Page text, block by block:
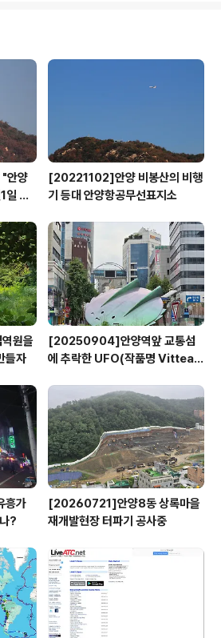
향인 안양에 대한 사랑의
국문단의 중견시인이자
규(73) 시인의 아호는
안양
일 방
[20221102]안양 비봉산의 비행
기 등대 안양항공무선표지소
원을
들자
[20250904]안양역앞 교통섬
에 추락한 UFO(작품명 Vitteau
가
?
[20260721]안양8동 상록마을
재개발현장 터파기 공사중